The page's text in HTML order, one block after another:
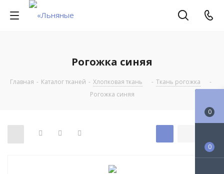
Рогожка синяя
Главная - Каталог тканей - Хлопковая ткань - Ткань рогожка
-
Рогожка синяя
0
0